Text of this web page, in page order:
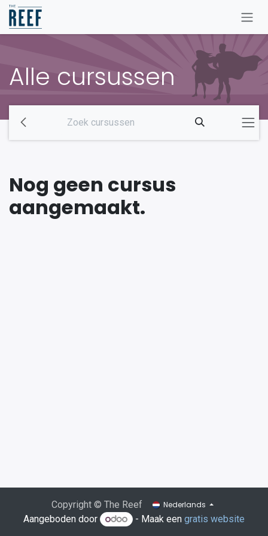
Overslaan naar inhoud
Alle cursussen
Nog geen cursus
aangemaakt.
Copyright © The Reef Nederlands
Aangeboden door - Maak een gratis website